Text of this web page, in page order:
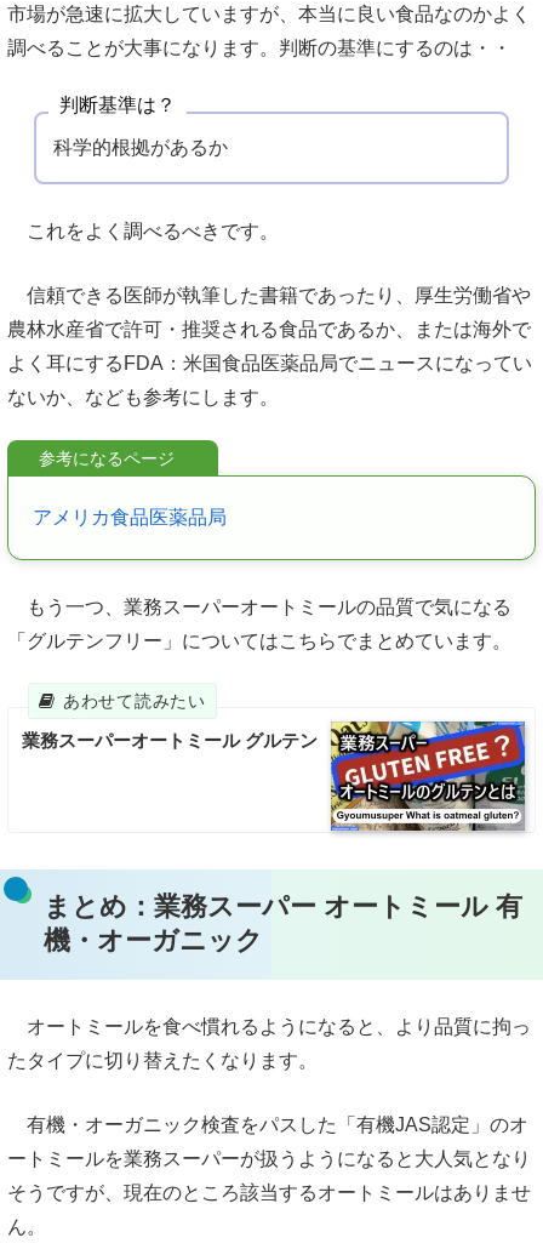
市場が急速に拡大していますが、本当に良い食品なのかよく
調べることが大事になります。判断の基準にするのは・・
判断基準は？
科学的根拠があるか
これをよく調べるべきです。
信頼できる医師が執筆した書籍であったり、厚生労働省や
農林水産省で許可・推奨される食品であるか、または海外で
よく耳にするFDA：米国食品医薬品局でニュースになってい
ないか、なども参考にします。
アメリカ食品医薬品局
もう一つ、業務スーパーオートミールの品質で気になる
「グルテンフリー」についてはこちらでまとめています。
業務スーパーオートミール グルテン
まとめ：業務スーパー オートミール 有
機・オーガニック
オートミールを食べ慣れるようになると、より品質に拘っ
たタイプに切り替えたくなります。
有機・オーガニック検査をパスした「有機JAS認定」のオ
ートミールを業務スーパーが扱うようになると大人気となり
そうですが、現在のところ該当するオートミールはありませ
ん。